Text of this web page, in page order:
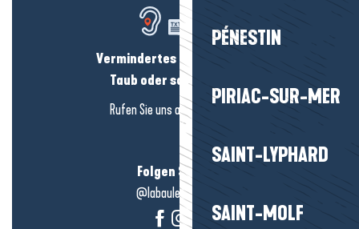
PÉNESTIN
PIRIAC-SUR-MER
SAINT-LYPHARD
SAINT-MOLF
Vermindertes Hörvermögen?
Taub oder schwerhörig?
Rufen Sie uns an in
Folgen Sie uns!
@labauleguérande